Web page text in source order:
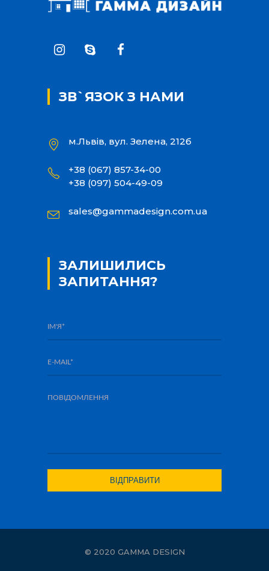
ЗВ`ЯЗОК З НАМИ
м.Львів, вул. Зелена, 212б
+38 (067) 857-34-00
+38 (097) 504-49-09
sales@gammadesign.com.ua
ЗАЛИШИЛИСЬ
ЗАПИТАННЯ?
© 2020 GAMMA DESIGN